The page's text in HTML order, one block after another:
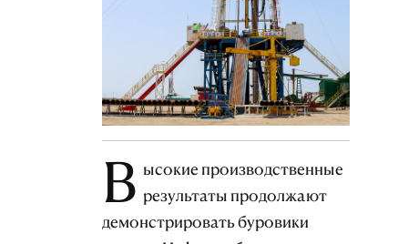
В ысокие производственные
результаты продолжают
демонстрировать буровики